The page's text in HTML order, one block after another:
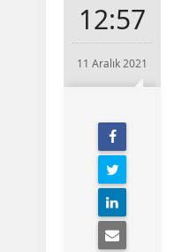
12:57
11 Aralık 2021